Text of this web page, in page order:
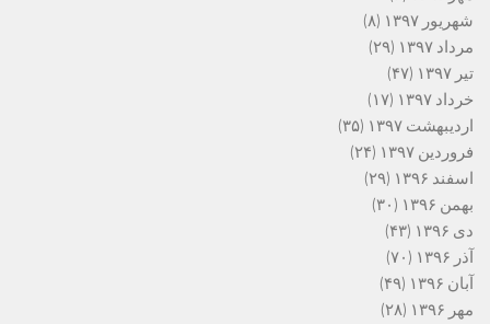
شهریور ۱۳۹۷
(۸)
مرداد ۱۳۹۷
(۲۹)
تیر ۱۳۹۷
(۴۷)
خرداد ۱۳۹۷
(۱۷)
اردیبهشت ۱۳۹۷
(۳۵)
فروردین ۱۳۹۷
(۲۴)
اسفند ۱۳۹۶
(۲۹)
بهمن ۱۳۹۶
(۳۰)
دی ۱۳۹۶
(۴۳)
آذر ۱۳۹۶
(۷۰)
آبان ۱۳۹۶
(۴۹)
مهر ۱۳۹۶
(۲۸)